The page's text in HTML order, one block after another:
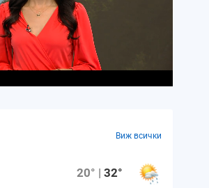
Виж всички
20° |32°